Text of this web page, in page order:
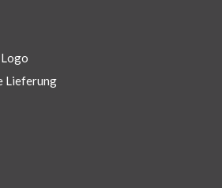
Lieferung